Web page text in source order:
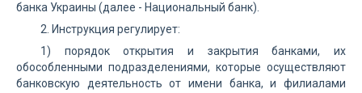
банка Украины (далее - Национальный банк).
2. Инструкция регулирует:
1) порядок открытия и закрытия банками, их
обособленными подразделениями, которые осуществляют
банковскую деятельность от имени банка, и филиалами